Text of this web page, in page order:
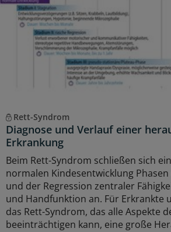
Rett-Syndrom
Diagnose und Verlauf einer
Erkrankung
Beim Rett-Syndrom schließen sich
normalen Kindesentwicklung
und der Regression zentraler
und Handfunktion an. Für Erkrankte
das Rett-Syndrom, das alle Aspekte
beeinträchtigen kann, eine große